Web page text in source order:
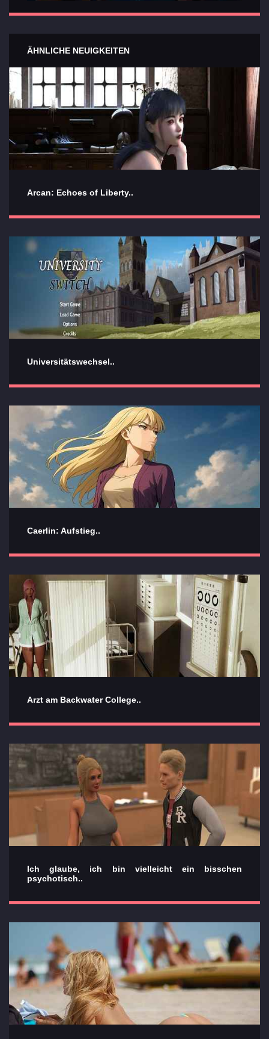
ÄHNLICHE NEUIGKEITEN
Arcan: Echoes of Liberty..
Universitätswechsel..
Caerlin: Aufstieg..
Arzt am Backwater College..
Ich glaube, ich bin vielleicht ein bisschen
psychotisch..